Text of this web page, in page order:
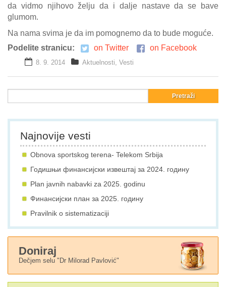
da vidmo njihovo želju da i dalje nastave da se bave
glumom.
Na nama svima je da im pomognemo da to bude moguće.
Podelite stranicu:
on Twitter on Facebook
8. 9. 2014 Aktuelnosti, Vesti
Najnovije vesti
Obnova sportskog terena- Telekom Srbija
Годишњи финансијски извештај за 2024. годину
Plan javnih nabavki za 2025. godinu
Финансијски план за 2025. годину
Pravilnik o sistematizaciji
Doniraj
Dečjem selu "Dr Milorad Pavlović"